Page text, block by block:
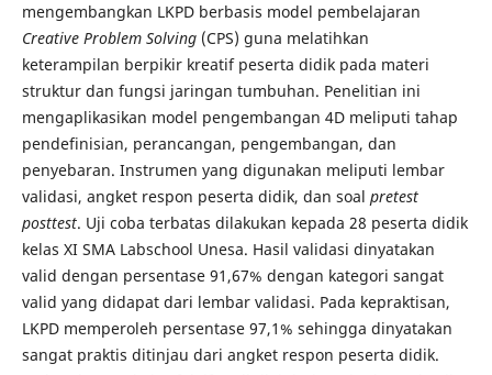
mengembangkan LKPD berbasis model pembelajaran
Creative Problem Solving(CPS) guna melatihkan
keterampilan berpikir kreatif peserta didik pada materi
struktur dan fungsi jaringan tumbuhan. Penelitian ini
mengaplikasikan model pengembangan 4D meliputi tahap
pendefinisian, perancangan, pengembangan, dan
penyebaran. Instrumen yang digunakan meliputi lembar
validasi, angket respon peserta didik, dan soal pretest
posttest. Uji coba terbatas dilakukan kepada 28 peserta didik
kelas XI SMA Labschool Unesa. Hasil validasi dinyatakan
valid dengan persentase 91,67% dengan kategori sangat
valid yang didapat dari lembar validasi. Pada kepraktisan,
LKPD memperoleh persentase 97,1% sehingga dinyatakan
sangat praktis ditinjau dari angket respon peserta didik.